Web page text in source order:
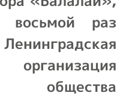
раз
общества